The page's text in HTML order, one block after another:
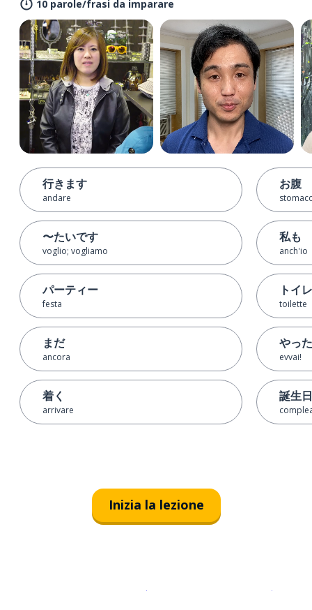
10 parole/frasi da imparare
行きます
andare
〜たいです
voglio; vogliamo
パーティー
festa
まだ
ancora
着く
arrivare
お腹
私も
anch'io
トイレ
toilette
やっ
evvai!
誕生日
Inizia la lezione